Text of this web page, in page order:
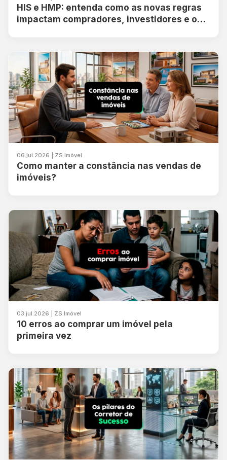
HIS e HMP: entenda como as novas regras
impactam compradores, investidores e o
06.jul.2026 | ZS Imóvel
Como manter a constância nas vendas de
imóveis?
03.jul.2026 | ZS Imóvel
10 erros ao comprar um imóvel pela
primeira vez